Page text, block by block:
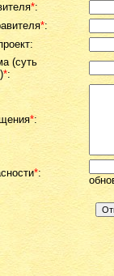
*:
*:
(суть
*:
*:
*: